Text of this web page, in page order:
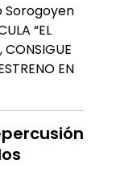
Sorogoyen
“EL
CONSIGUE
EN